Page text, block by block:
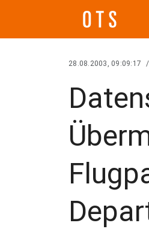
28.08.2003, 09:09:17 /